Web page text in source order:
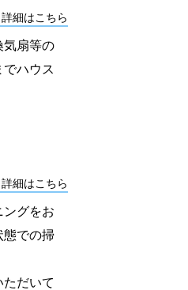
詳細はこちら
気扇等の
ハウス
詳細はこちら
グをお
態での掃
だいて